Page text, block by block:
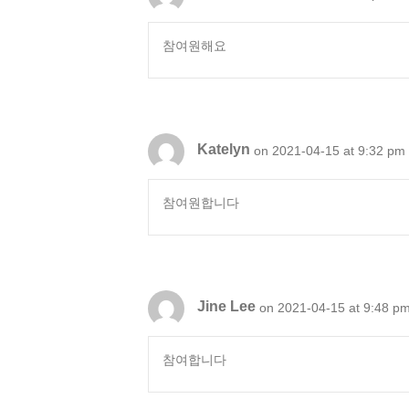
참여원해요
Katelyn on 2021-04-15 at 9:32 pm
참여원합니다
Jine Lee on 2021-04-15 at 9:48
참여합니다